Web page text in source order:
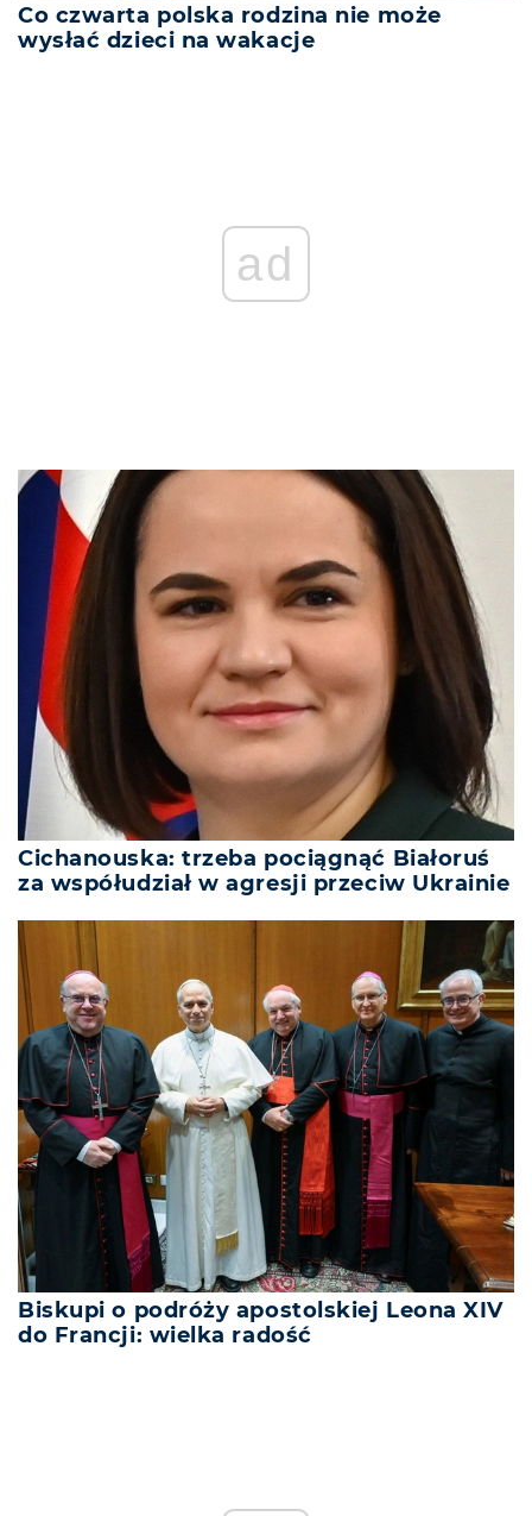
Co czwarta polska rodzina nie może
wysłać dzieci na wakacje
ad
Cichanouska: trzeba pociągnąć Białoruś
za współudział w agresji przeciw Ukrainie
Biskupi o podróży apostolskiej Leona XIV
do Francji: wielka radość